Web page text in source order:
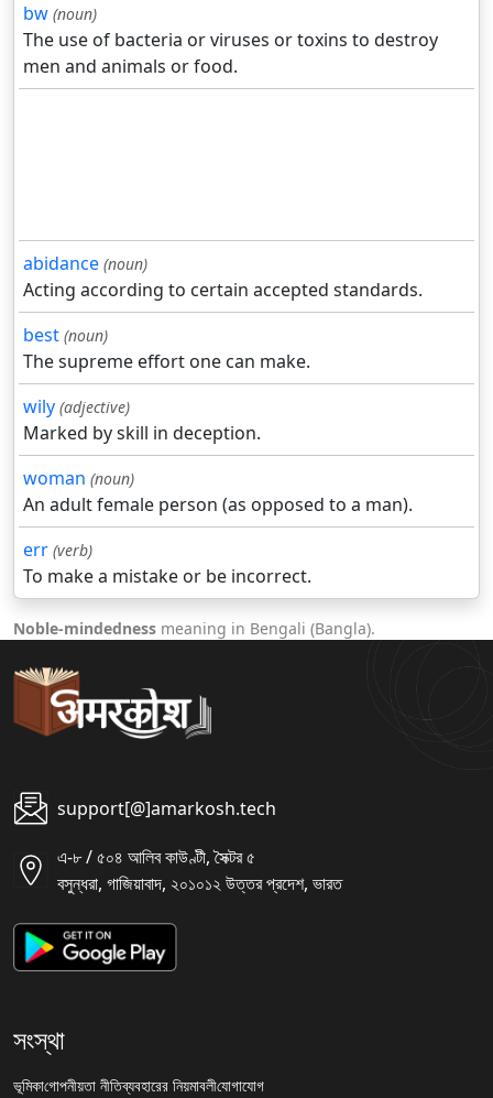
bw (noun)
The use of bacteria or viruses or toxins to destroy
men and animals or food.
abidance (noun)
Acting according to certain accepted standards.
best (noun)
The supreme effort one can make.
wily (adjective)
Marked by skill in deception.
woman (noun)
An adult female person (as opposed to a man).
err (verb)
To make a mistake or be incorrect.
Noble-mindedness meaning in Bengali (Bangla).
support[@]amarkosh.tech
এ-৮ / ৫০৪ আলিব কাউণ্টী, সৈক্টর ৫
বসুন্ধরা, গাজিয়াবাদ, ২০১০১২ উত্তর প্রদেশ, ভারত
সংস্থা
ভূমিকাগোপনীয়তা নীতিব্যবহারের নিয়মাবলীযোগাযোগ